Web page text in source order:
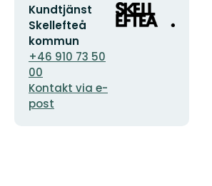
E-
postadress
Kundtjänst
Skellefteå
kommun
+46 910 73 50
00
Kontakt via e-
post
Organisationens
logotyp